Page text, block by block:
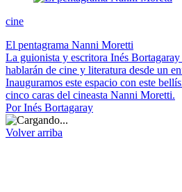
cine
El pentagrama Nanni Moretti
La guionista y escritora Inés
hablarán de cine y literatura desde un
Inauguramos este espacio con este
cinco caras del cineasta Nanni Moretti.
Por Inés Bortagaray
Volver arriba